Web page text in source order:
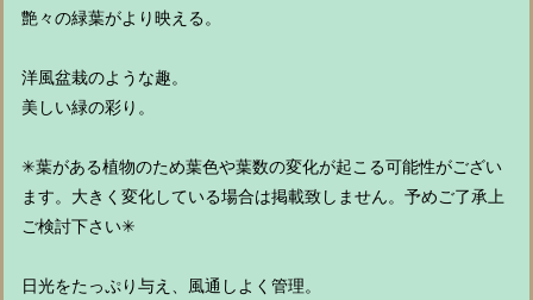
艶々の緑葉がより映える。
洋風盆栽のような趣。
美しい緑の彩り。
✳︎葉がある植物のため葉色や葉数の変化が起こる可能性がござい
ます。大きく変化している場合は掲載致しません。予めご了承上
ご検討下さい✳︎
日光をたっぷり与え、風通しよく管理。